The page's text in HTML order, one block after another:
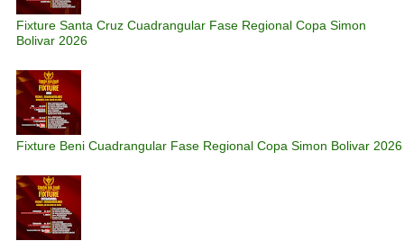
Fixture Santa Cruz Cuadrangular Fase Regional Copa Simon
Bolivar 2026
Fixture Beni Cuadrangular Fase Regional Copa Simon Bolivar 2026